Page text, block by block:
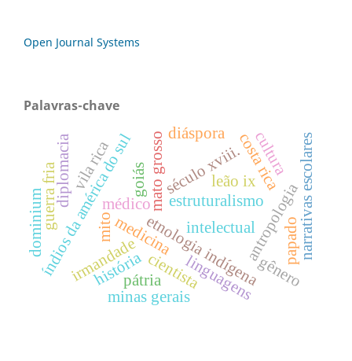
Open Journal Systems
Palavras-chave
médico
medicina intelectual
cientista
goiás
etnologia indígena
índios da américa do sul estruturalismo
mito
história
antropologia
mato grosso
irmandade
minas gerais
vila rica século xviii.
linguagens
costa rica
diplomacia
guerra fria narrativas escolares
gênero
cultura
diáspora
papado
leão ix
dominium
pátria